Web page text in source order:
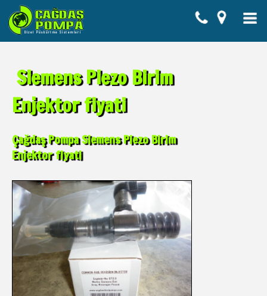
Siemens Piezo Birim
Enjektor fiyati
Çağdaş Pompa Siemens Piezo Birim
Enjektor fiyati